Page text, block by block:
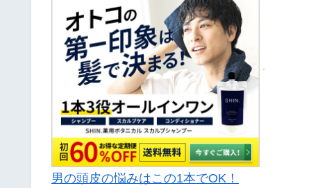
男の頭皮の悩みはこの1本でOK！